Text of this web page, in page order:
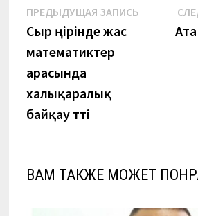
Навигация
по
записям
ПРЕДЫДУЩАЯ ЗАПИСЬ
запись:
Сыр өңірінде жас
математиктер
арасында
халықаралық
байқау өтті
ВАМ ТАКЖЕ МОЖЕТ